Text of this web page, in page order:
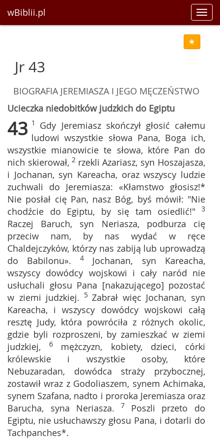
wBiblii.pl
Jr 43
BIOGRAFIA JEREMIASZA I JEGO MĘCZEŃSTWO
Ucieczka niedobitków judzkich do Egiptu
43 1 Gdy Jeremiasz skończył głosić całemu
ludowi wszystkie słowa Pana, Boga ich,
wszystkie mianowicie te słowa, które Pan do
nich skierował, 2 rzekli Azariasz, syn Hoszajasza,
i Jochanan, syn Kareacha, oraz wszyscy ludzie
zuchwali do Jeremiasza: «Kłamstwo głosisz!*
Nie posłał cię Pan, nasz Bóg, byś mówił: "Nie
chodźcie do Egiptu, by się tam osiedlić!" 3
Raczej Baruch, syn Neriasza, podburza cię
przeciw nam, by nas wydać w ręce
Chaldejczyków, którzy nas zabiją lub uprowadzą
do Babilonu». 4 Jochanan, syn Kareacha,
wszyscy dowódcy wojskowi i cały naród nie
usłuchali głosu Pana [nakazującego] pozostać
w ziemi judzkiej. 5 Zabrał więc Jochanan, syn
Kareacha, i wszyscy dowódcy wojskowi całą
resztę Judy, która powróciła z różnych okolic,
gdzie byli rozproszeni, by zamieszkać w ziemi
judzkiej, 6 mężczyzn, kobiety, dzieci, córki
królewskie i wszystkie osoby, które
Nebuzaradan, dowódca straży przybocznej,
zostawił wraz z Godoliaszem, synem Achimaka,
synem Szafana, nadto i proroka Jeremiasza oraz
Barucha, syna Neriasza. 7 Poszli przeto do
Egiptu, nie usłuchawszy głosu Pana, i dotarli do
Tachpanches*.